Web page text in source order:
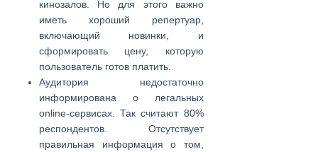
кинозалов. Но для этого важно
иметь хороший репертуар,
включающий новинки, и
сформировать цену, которую
пользователь готов платить.
Аудитория недостаточно
информирована о легальных
online-сервисах. Так считают 80%
респондентов. Отсутствует
правильная информация о том,